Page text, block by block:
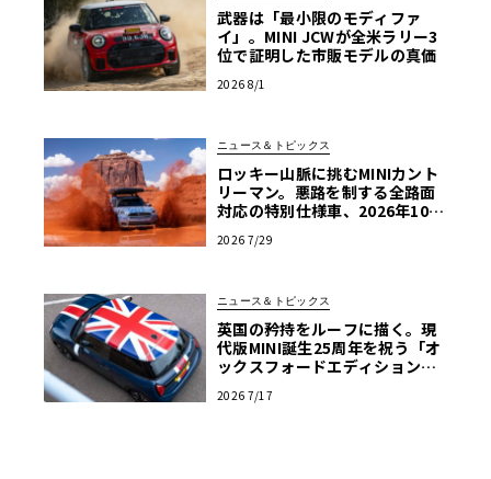
武器は「最小限のモディファ
イ」。MINI JCWが全米ラリー3
位で証明した市販モデルの真価
2026 8/1
ニュース＆トピックス
ロッキー山脈に挑むMINIカント
リーマン。悪路を制する全路面
対応の特別仕様車、2026年10月
2026 7/29
ニュース＆トピックス
英国の矜持をルーフに描く。現
代版MINI誕生25周年を祝う「オ
ックスフォードエディション」
2026 7/17